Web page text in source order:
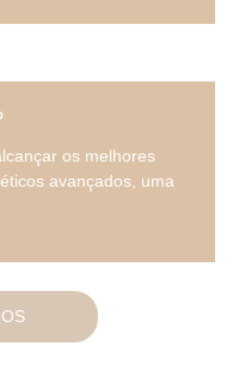
os melhores
avançados, uma